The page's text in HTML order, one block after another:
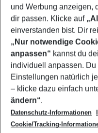
Pauschalreisen St.
Footer
Footer navigation
Über uns
AGB
Bestpreisgarantie
Cookie-Einstellungen
Cookie-Richtlinie
Agenturbetreuung
Barrierefreies Reisen
Folge uns
und Werbung anzeigen,
dir passen. Klicke auf
einverstanden bist. Dir
„Nur notwendige
anpassen“ kannst du
individuell anpassen.
Einstellungen natürlich
– klicke dazu einfach
ändern“.
Datenschutz-Informationen
Cookie/Tracking-